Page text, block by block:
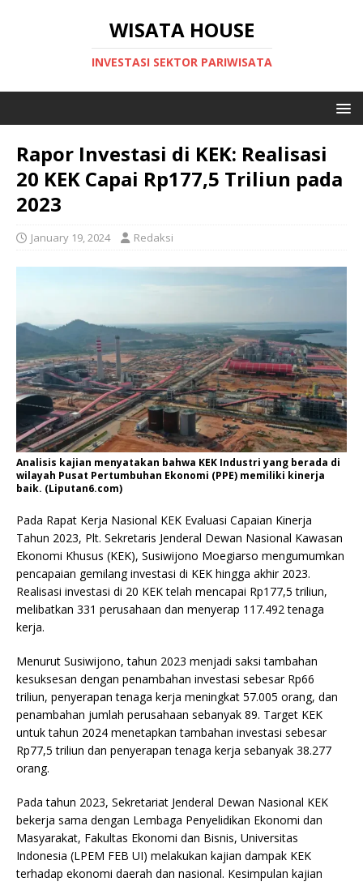
WISATA HOUSE
INVESTASI SEKTOR PARIWISATA
Rapor Investasi di KEK: Realisasi
20 KEK Capai Rp177,5 Triliun pada
2023
January 19, 2024 Redaksi
Analisis kajian menyatakan bahwa KEK Industri yang berada di
wilayah Pusat Pertumbuhan Ekonomi (PPE) memiliki kinerja
baik. (Liputan6.com)
Pada Rapat Kerja Nasional KEK Evaluasi Capaian Kinerja
Tahun 2023, Plt. Sekretaris Jenderal Dewan Nasional Kawasan
Ekonomi Khusus (KEK), Susiwijono Moegiarso mengumumkan
pencapaian gemilang investasi di KEK hingga akhir 2023.
Realisasi investasi di 20 KEK telah mencapai Rp177,5 triliun,
melibatkan 331 perusahaan dan menyerap 117.492 tenaga
kerja.
Menurut Susiwijono, tahun 2023 menjadi saksi tambahan
kesuksesan dengan penambahan investasi sebesar Rp66
triliun, penyerapan tenaga kerja meningkat 57.005 orang, dan
penambahan jumlah perusahaan sebanyak 89. Target KEK
untuk tahun 2024 menetapkan tambahan investasi sebesar
Rp77,5 triliun dan penyerapan tenaga kerja sebanyak 38.277
orang.
Pada tahun 2023, Sekretariat Jenderal Dewan Nasional KEK
bekerja sama dengan Lembaga Penyelidikan Ekonomi dan
Masyarakat, Fakultas Ekonomi dan Bisnis, Universitas
Indonesia (LPEM FEB UI) melakukan kajian dampak KEK
terhadap ekonomi daerah dan nasional. Kesimpulan kajian